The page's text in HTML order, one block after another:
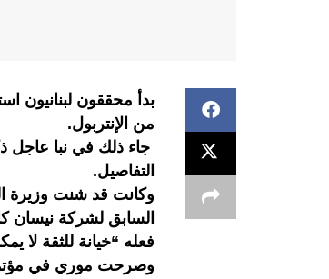
بدأ محققون لبنانيون
من الإنتربول.
جاء ذلك في نبا عاجل
التفاصيل.
وكانت قد شنت وزيرة
السابق لشركة
فعله “خيانة للثقة لا
وصرحت موري في